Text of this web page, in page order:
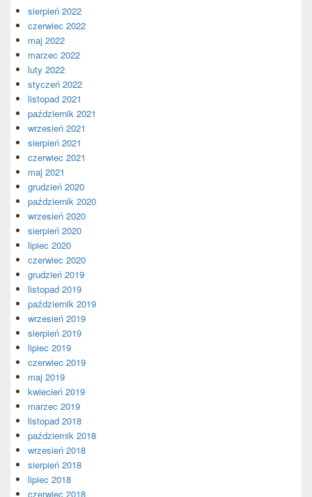
sierpień 2022
czerwiec 2022
maj 2022
marzec 2022
luty 2022
styczeń 2022
listopad 2021
październik 2021
wrzesień 2021
sierpień 2021
czerwiec 2021
maj 2021
grudzień 2020
październik 2020
wrzesień 2020
sierpień 2020
lipiec 2020
czerwiec 2020
grudzień 2019
listopad 2019
październik 2019
wrzesień 2019
sierpień 2019
lipiec 2019
czerwiec 2019
maj 2019
kwiecień 2019
marzec 2019
listopad 2018
październik 2018
wrzesień 2018
sierpień 2018
lipiec 2018
czerwiec 2018